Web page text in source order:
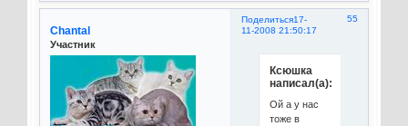
Поделиться 55
17-
11-2008 21:50:17
Chantal
Участник
Ксюшка
написал(а):
Ой а у нас
тоже в